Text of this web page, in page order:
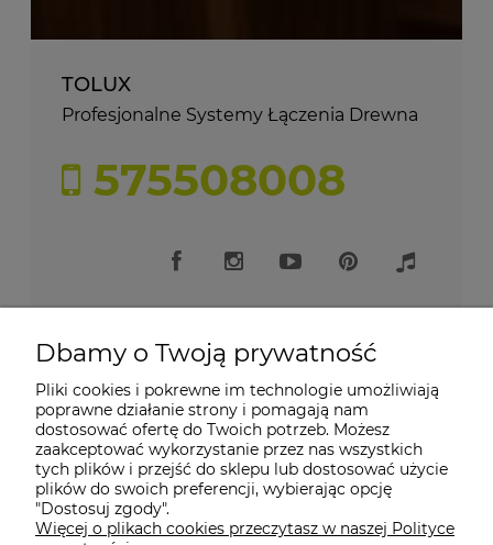
TOLUX
Profesjonalne Systemy Łączenia Drewna
575508008
Moje konto
Płatności i dostawa
Informacje
Dbamy o Twoją prywatność
Pliki cookies i pokrewne im technologie umożliwiają
poprawne działanie strony i pomagają nam
dostosować ofertę do Twoich potrzeb. Możesz
zaakceptować wykorzystanie przez nas wszystkich
tych plików i przejść do sklepu lub dostosować użycie
plików do swoich preferencji, wybierając opcję
"Dostosuj zgody".
Więcej o plikach cookies przeczytasz w naszej Polityce